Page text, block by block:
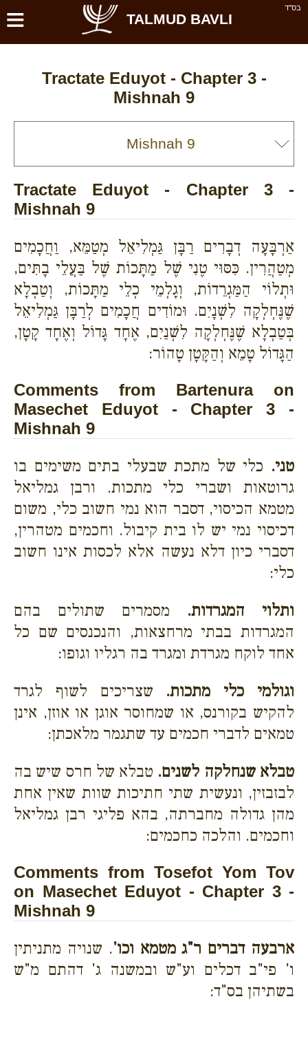
בס''ד ≡ TALMUD BAVLI
Tractate Eduyot - Chapter 3 -
Mishnah 9
Tractate Eduyot - Chapter 3 -
Mishnah 9
אַרְבָּעָה דְבָרִים רַבָּן גַּמְלִיאֵל מְטַמֵּא, וַחֲכָמִים
מְטַהֲרִין. כִּסּוּי טֶנִי שֶׁל מַתָּכוֹת שֶׁל בַּעֲלֵי בָתִּים,
וּתְלוֹי הַמַּגְרֵדוֹת, וְגָלְמֵי כְלֵי מַתָּכוֹת, וְטַבְלָא
שֶׁנֶּחְלְקָה לִשְׁנָיִם. וּמוֹדִים חֲכָמִים לְרַבָּן גַּמְלִיאֵל
בְּטַבְלָא שֶׁנֶּחְלְקָה לִשְׁנַיִם, אֶחָד גָּדוֹל וְאֶחָד קָטָן,
הַגָּדוֹל טָמֵא וְהַקָּטָן טָהוֹר:
Comments from Bartenura on
Masechet Eduyot - Chapter 3 -
Mishnah 9
טני. כלי של מתכת שבעלי בתים משימים בו
גרוטאות ושברי כלי מתכות. ורבן גמליאל
מטמא הכיסוי, דסבר הוא נמי חשוב כלי, משום
דכיסוי נמי יש לו בית קיבול. וחכמים מטהרין,
דסברי כיון דלא נעשה אלא לכסות אינו חשוב
כלי:
ותלוי המגרדות. מסמרים שתולים בהם
המגרדות בבתי מרחצאות, והנכנסים שם כל
אחד לוקח מגרדת ומגרד בה רגליו וגופו:
וגולמי כלי מתכות. שצריכים לשוף לגרד
להקיש בקורנס, או שמחוסר אוגן או אוזן, אינן
טמאים לדברי חכמים עד שתגמר מלאכתן:
טבלא שנחלקה לשנים. טבלא של חרס שיש בה
לבזבזין, ונעשית שתי חתיכות שוות שאין אחת
מהן גדולה מחברתה, בהא פליגי רבן גמליאל
וחכמים. והלכה כחכמים:
Comments from Tosefot Yom Tov
on Masechet Eduyot - Chapter 3 -
Mishnah 9
ארבעה דברים ר"ג מטמא וכו'. שנויה מתניתין
ו' פי"ב דכלים וע"ש ובמשנה ג' דהתם מ"ש
בשתיהן בס"ד: